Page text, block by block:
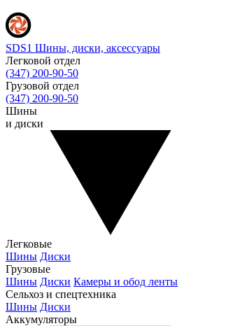
SDS1 Шины, диски, аксессуары
Легковой отдел
(347) 200-90-50
Грузовой отдел
(347) 200-90-50
Шины
и диски
Легковые
Шины Диски
Грузовые
Шины Диски Камеры и обод ленты
Сельхоз и спецтехника
Шины Диски
Аккумуляторы